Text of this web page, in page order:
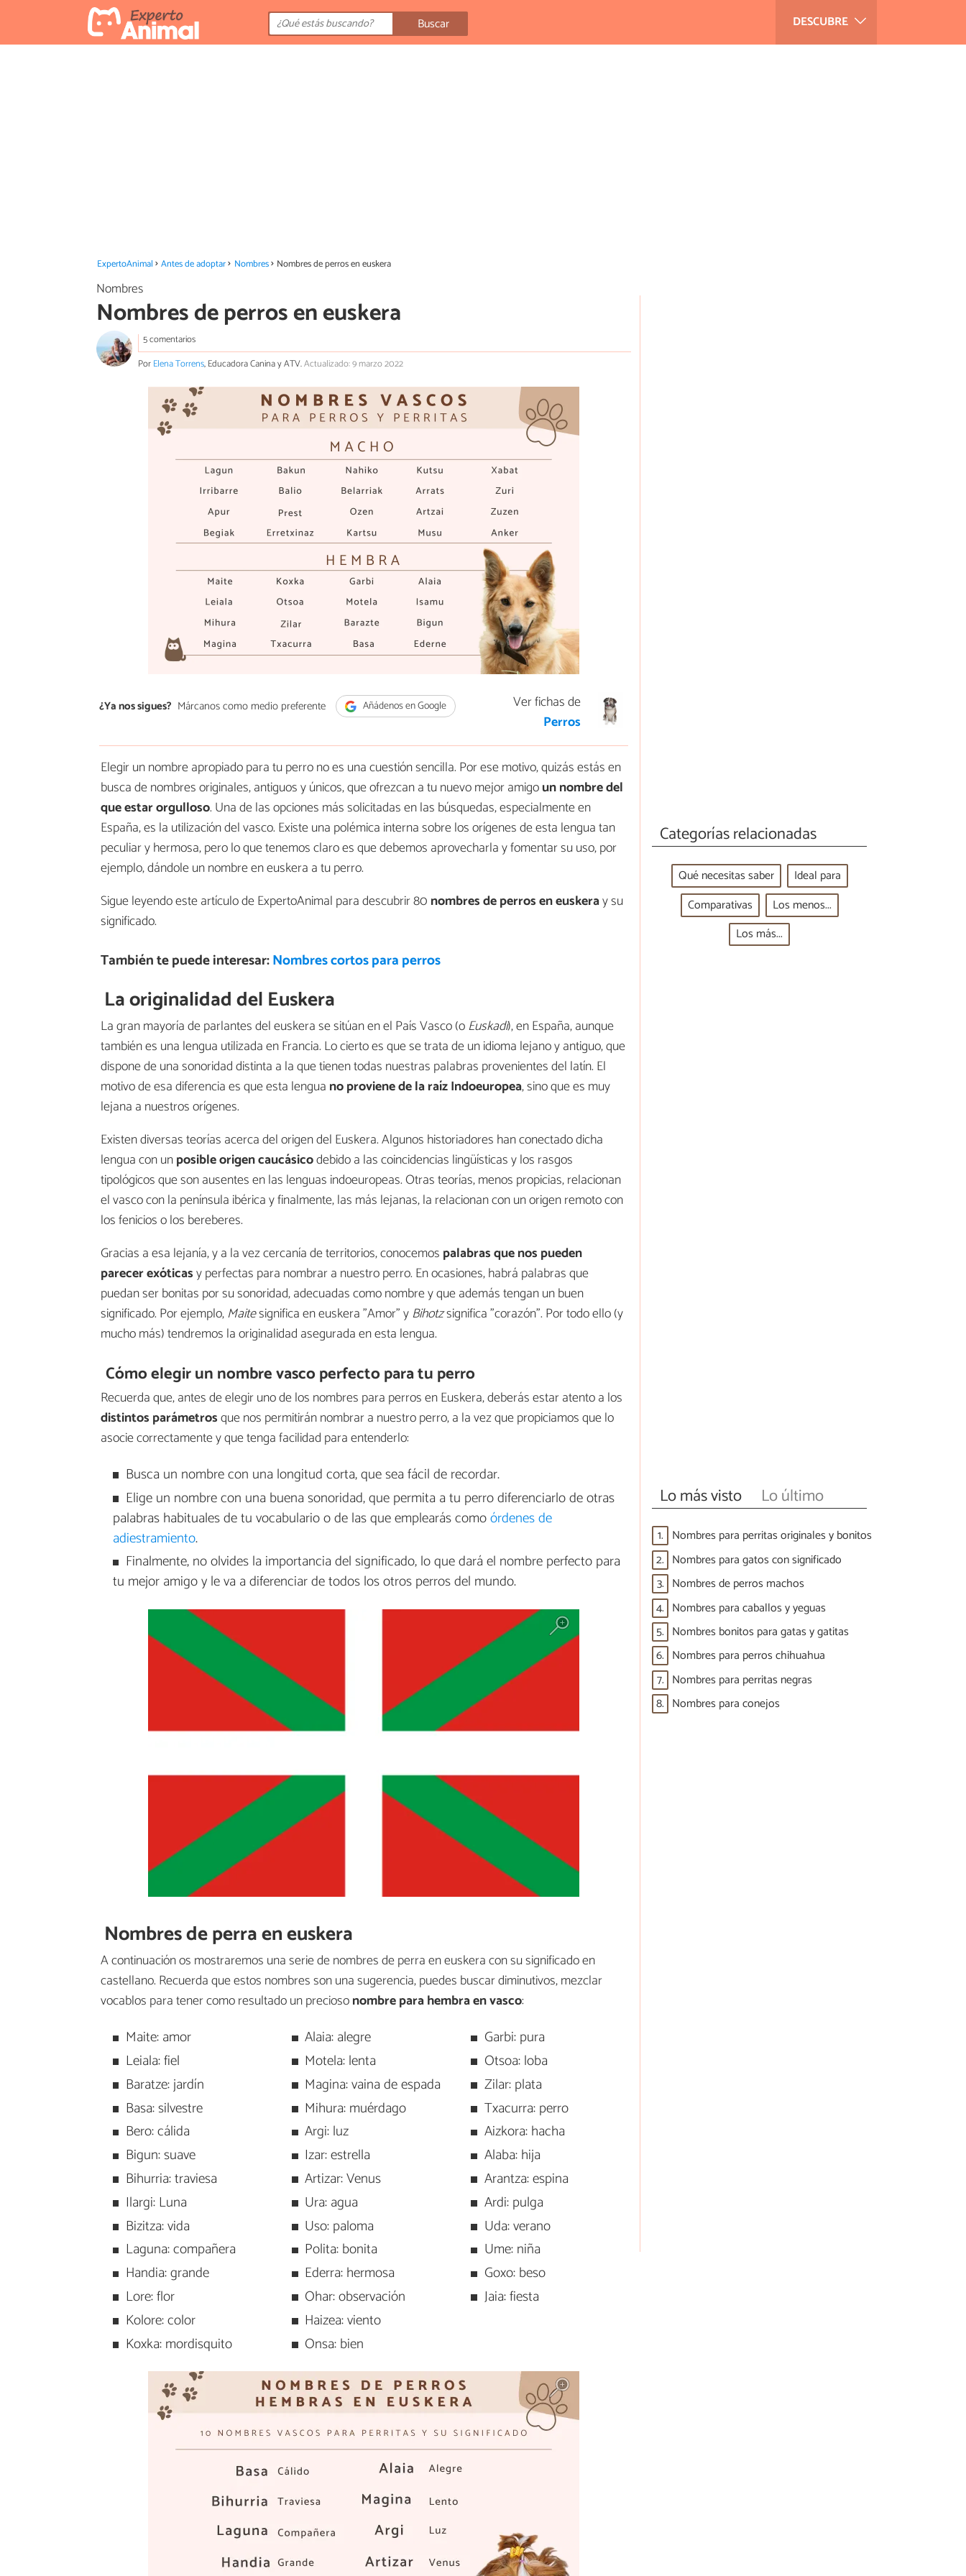
DESCUBRE
Buscar
ExpertoAnimal Antes de adoptar Nombres Nombres de perros en euskera
Nombres
Nombres de perros en euskera
5 comentarios
PorElena Torrens, Educadora Canina y ATV.Actualizado: 9 marzo 2022
¿Ya nos sigues? Márcanos como medio preferente Añádenos en Google
Ver fichas de
Perros
Elegir un nombre apropiado para tu perro no es una cuestión sencilla. Por ese motivo, quizás estás en
busca de nombres originales, antiguos y únicos, que ofrezcan a tu nuevo mejor amigoun nombre del
que estar orgulloso. Una de las opciones más solicitadas en las búsquedas, especialmente en
España, es la utilización del vasco. Existe una polémica interna sobre los orígenes de esta lengua tan
peculiar y hermosa, pero lo que tenemos claro es que debemos aprovecharla y fomentar su uso, por
ejemplo, dándole un nombre en euskera a tu perro.
Sigue leyendo este artículo de ExpertoAnimal para descubrir 80 nombres de perros en euskeray su
significado.
También te puede interesar:Nombres cortos para perros
La originalidad del Euskera
La gran mayoría de parlantes del euskera se sitúan en el País Vasco (oEuskadi), en España, aunque
también es una lengua utilizada en Francia. Lo cierto es que se trata de un idioma lejano y antiguo, que
dispone de una sonoridad distinta a la que tienen todas nuestras palabras provenientes del latín. El
motivo de esa diferencia es que esta lengua no proviene de la raíz Indoeuropea, sino que es muy
lejana a nuestros orígenes.
Existen diversas teorías acerca del origen del Euskera. Algunos historiadores han conectado dicha
lengua con unposible origen caucásicodebido a las coincidencias lingüísticas y los rasgos
tipológicos que son ausentes en las lenguas indoeuropeas. Otras teorías, menos propicias, relacionan
el vasco con la península ibérica y finalmente, las más lejanas, la relacionan con un origen remoto con
los fenicios o los bereberes.
Gracias a esa lejanía, y a la vez cercanía de territorios, conocemos palabras que nos pueden
parecer exóticasy perfectas para nombrar a nuestro perro. En ocasiones, habrá palabras que
puedan ser bonitas por su sonoridad, adecuadas como nombre y que además tengan un buen
significado. Por ejemplo,Maitesignifica en euskera "Amor" yBihotzsignifica "corazón". Por todo ello (y
mucho más) tendremos la originalidad asegurada en esta lengua.
Cómo elegir un nombre vasco perfecto para tu perro
Recuerda que, antes de elegir uno de los nombres para perros en Euskera, deberás estar atento a los
distintos parámetrosque nos permitirán nombrar a nuestro perro, a la vez que propiciamos que lo
asocie correctamente y que tenga facilidad para entenderlo:
Busca un nombre con una longitud corta, que sea fácil de recordar.
Elige un nombre con una buena sonoridad, que permita a tu perro diferenciarlo de otras
palabras habituales de tu vocabulario o de las que emplearás comoórdenes de
adiestramiento.
Finalmente, no olvides la importancia del significado, lo que dará el nombre perfecto para
tu mejor amigo y le va a diferenciar de todos los otros perros del mundo.
Nombres de perra en euskera
A continuación os mostraremos una serie de nombres de perra en euskera con su significado en
castellano. Recuerda que estos nombres son una sugerencia, puedes buscar diminutivos, mezclar
vocablos para tener como resultado un preciosonombre para hembra en vasco:
Maite: amor
Leiala: fiel
Baratze: jardín
Basa: silvestre
Bero: cálida
Bigun: suave
Bihurria: traviesa
Ilargi: Luna
Bizitza: vida
Laguna: compañera
Handia: grande
Lore: flor
Kolore: color
Koxka: mordisquito
Alaia: alegre
Motela: lenta
Magina: vaina de espada
Mihura: muérdago
Argi: luz
Izar: estrella
Artizar: Venus
Ura: agua
Uso: paloma
Polita: bonita
Ederra: hermosa
Ohar: observación
Haizea: viento
Onsa: bien
Garbi: pura
Otsoa: loba
Zilar: plata
Txacurra: perro
Aizkora: hacha
Alaba: hija
Arantza: espina
Ardi: pulga
Uda: verano
Ume: niña
Goxo: beso
Jaia: fiesta
Categorías relacionadas
Qué necesitas saber
Ideal para
Comparativas
Los menos...
Los más...
Lo más visto Lo último
1. Nombres para perritas originales y bonitos
2. Nombres para gatos con significado
3. Nombres de perros machos
4. Nombres para caballos y yeguas
5. Nombres bonitos para gatas y gatitas
6. Nombres para perros chihuahua
7. Nombres para perritas negras
8. Nombres para conejos